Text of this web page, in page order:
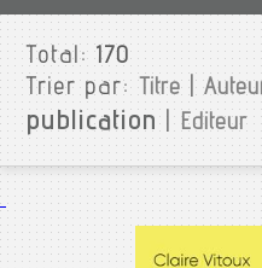
Total:170
Trier par: Titre|
publication | Editeur